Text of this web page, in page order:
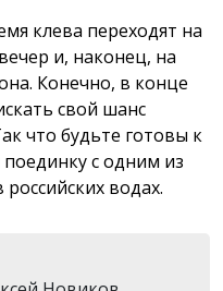
клева переходят на
и, наконец, на
Конечно, в конце
свой шанс
что будьте готовы к
с одним из
водах.